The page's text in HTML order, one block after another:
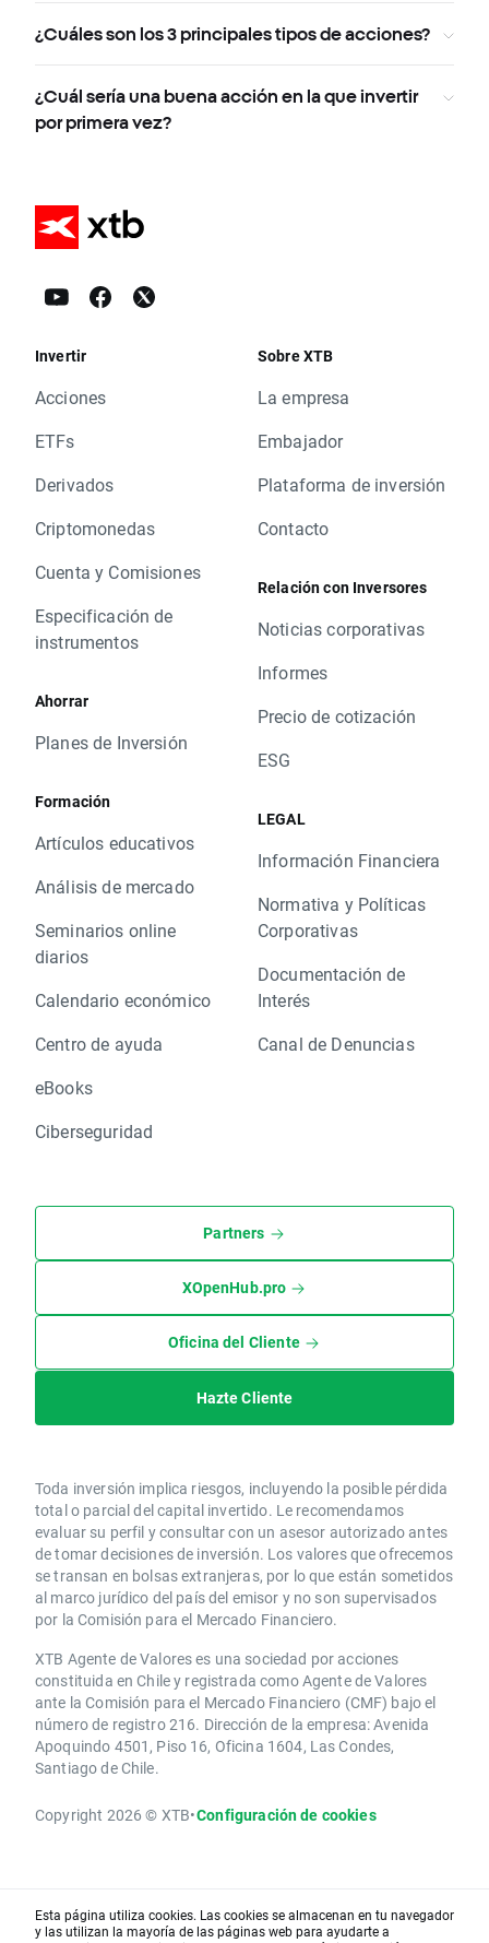
¿Cuáles son los 3 principales tipos de acciones?
¿Cuál sería una buena acción en la que invertir
por primera vez?
Invertir
Acciones
ETFs
Derivados
Criptomonedas
Cuenta y Comisiones
Especificación de
instrumentos
Ahorrar
Planes de Inversión
Formación
Artículos educativos
Análisis de mercado
Seminarios online
diarios
Calendario económico
Centro de ayuda
eBooks
Ciberseguridad
Sobre XTB
La empresa
Embajador
Plataforma de inversión
Contacto
Relación con Inversores
Noticias corporativas
Informes
Precio de cotización
ESG
LEGAL
Información Financiera
Normativa y Políticas
Corporativas
Documentación de
Interés
Canal de Denuncias
Partners
XOpenHub.pro
Oficina del Cliente
Hazte Cliente
Toda inversión implica riesgos, incluyendo la posible pérdida
total o parcial del capital invertido. Le recomendamos
evaluar su perfil y consultar con un asesor autorizado antes
de tomar decisiones de inversión. Los valores que ofrecemos
se transan en bolsas extranjeras, por lo que están sometidos
al marco jurídico del país del emisor y no son supervisados
por la Comisión para el Mercado Financiero.
XTB Agente de Valores es una sociedad por acciones
constituida en Chile y registrada como Agente de Valores
ante la Comisión para el Mercado Financiero (CMF) bajo el
número de registro 216. Dirección de la empresa: Avenida
Apoquindo 4501, Piso 16, Oficina 1604, Las Condes,
Santiago de Chile.
Copyright 2026 © XTB•Configuración de cookies
Esta página utiliza cookies. Las cookies se almacenan en tu navegador
y las utilizan la mayoría de las páginas web para ayudarte a